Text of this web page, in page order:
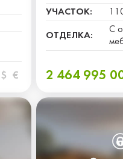
$ €
УЧАСТОК:
ОТДЕЛКА:
С
2 464 995